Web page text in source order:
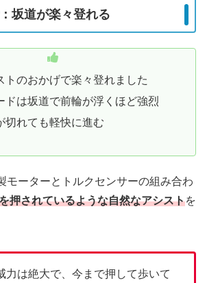
坂道が楽々登れる
トのおかげで楽々登れました
ドは坂道で前輪が浮くほど強烈
切れても軽快に進む
モーターとトルクセンサーの組み合わ
押されているような自然なアシストを
力は絶大で、今まで押して歩いて